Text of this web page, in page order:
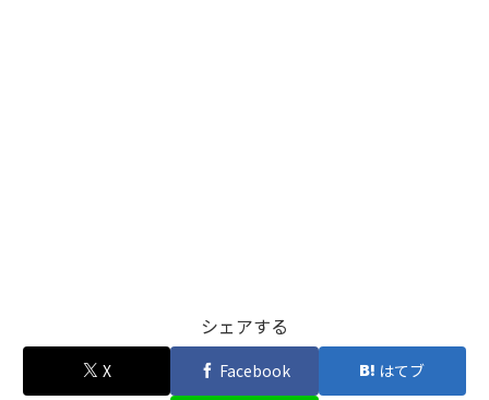
シェアする
X Facebook はてブ